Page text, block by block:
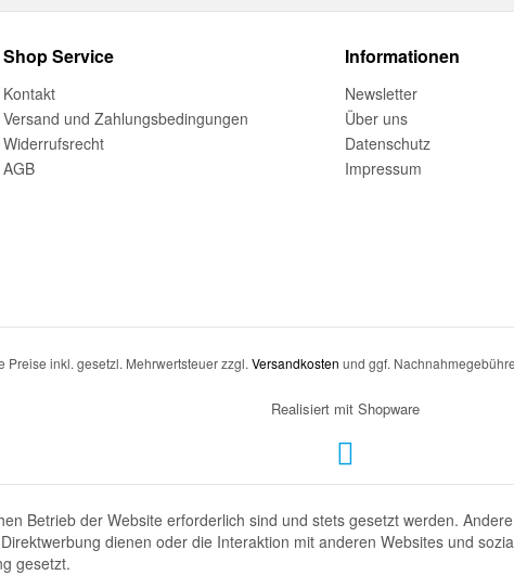
Shop Service
Kontakt
Versand und Zahlungsbedingungen
Widerrufsrecht
AGB
Informationen
Newsletter
Über uns
Datenschutz
Impressum
Preise inkl. gesetzl. Mehrwertsteuer zzgl. Versandkosten und ggf.
Realisiert mit Shopware
Betrieb der Website erforderlich sind und stets gesetzt werden.
dienen oder die Interaktion mit anderen Websites und
gesetzt.